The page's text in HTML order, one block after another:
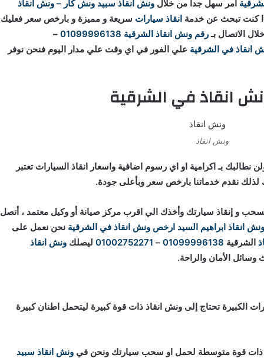
امر سهل جدا من خلال ونش انقاذ سبيد ونش كار – ونش انقاذ
كنت تبحث عن خدمة انقاذ سيارات سريعة و مميزة و بارخص سعر فعليك
الاتصال بـرقم ونش انقاذ الشرقية 01099996138
–
انقاذ في الشرقية علي الفور في اي وقت علي مدار اليوم فنحن نوفر
انقاذ في الشرقية
ونش انقاذ
نطالبك بـ اكرامية او اي رسوم اضافية واسعار انقاذ السيارات تعتبر
نقدم خدماتنا بارخص سعر وبأعلى جودة.
و إنقاذ سيارتك وأخذك الي اقرب مركز صيانة أو وكيل معتمد ، أتصل
انقاذ ابراهيم السيد ارخص ونش انقاذ في الشرقية نحن نعمل على
الشرقية 01099996138
–
01002752271 ليصلك ونش انقاذ
الأمان والراحة.
الكبيرة تحتاج إلى ونش انقاذ ذات قوة كبيرة ليتحمل اطنان كبيرة
ذات قوة متوسطة لحمل او سحب سيارتك ونحن في ونش انقاذ سبيد